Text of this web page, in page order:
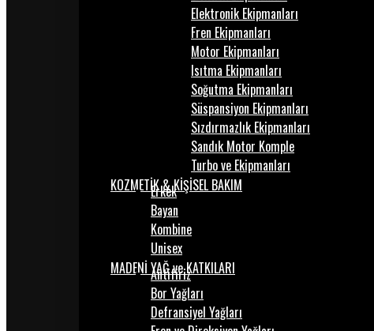
Elektronik Ekipmanları
Fren Ekipmanları
Motor Ekipmanları
Isıtma Ekipmanları
Soğutma Ekipmanları
Süspansiyon Ekipmanları
Sızdırmazlık Ekipmanları
Sandık Motor Komple
Turbo ve Ekipmanları
KOZMETİK & KİŞİSEL BAKIM
Erkek
Bayan
Kombine
Unisex
MADENİ YAĞ ve KATKILARI
Antifiriz
Bor Yağları
Defransiyel Yağları